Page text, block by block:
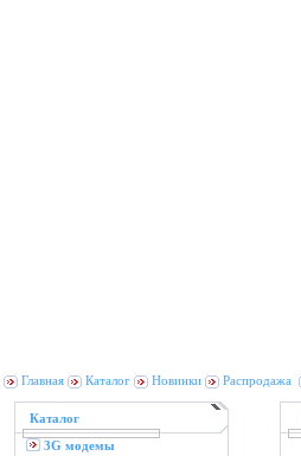
Главная Каталог Новинки Распродажа
Каталог
3G модемы